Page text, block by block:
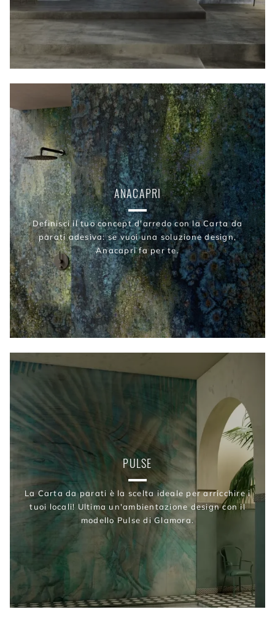
ANACAPRI
Definisci il tuo concept d'arredo con la Carta da
parati adesiva: se vuoi una soluzione design,
Anacapri fa per te.
PULSE
La Carta da parati è la scelta ideale per arricchire i
tuoi locali! Ultima un'ambientazione design con il
modello Pulse di Glamora.